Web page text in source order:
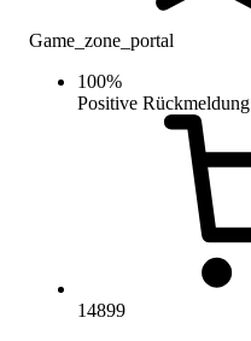
Game_zone_portal
100%
Positive Rückmeldung
14899